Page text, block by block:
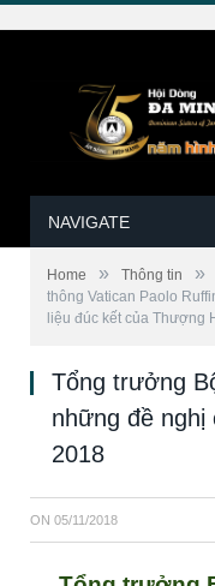
NAVIGATE
Home » Thông tin »
thông Vatican Paolo
liệu đúc kết của Thượng
Tổng trưởng
những đề nghị
2018
ON 05/11/2018